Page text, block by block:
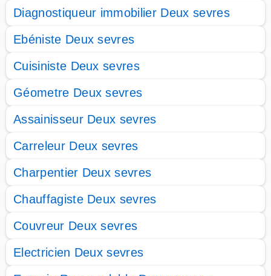
Diagnostiqueur immobilier Deux sevres
Ebéniste Deux sevres
Cuisiniste Deux sevres
Géometre Deux sevres
Assainisseur Deux sevres
Carreleur Deux sevres
Charpentier Deux sevres
Chauffagiste Deux sevres
Couvreur Deux sevres
Electricien Deux sevres